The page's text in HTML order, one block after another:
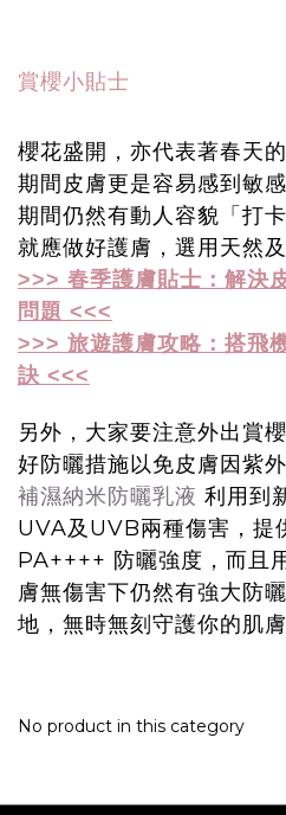
賞櫻小貼士
櫻花盛開，亦代表著春天
期間皮膚更是容易感到敏
期間仍然有動人容貌「打
就應做好護膚，選用天然
>>> 春季護膚貼士：解決
問題 <<<
>>> 旅遊護膚攻略：搭飛
訣 <<<
另外，大家要注意外出賞
好防曬措施以免皮膚因紫
補濕納米防曬乳液 利用到
UVA及UVB兩種傷害，提
PA++++ 防曬強度，而且
膚無傷害下仍然有強大防
地，無時無刻守護你的肌膚
No product in this category